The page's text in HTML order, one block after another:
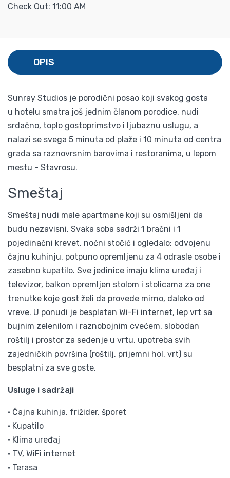
Check Out: 11:00 AM
OPIS
Sunray Studios je porodični posao koji svakog gosta
u hotelu smatra još jednim članom porodice, nudi
srdačno, toplo gostoprimstvo i ljubaznu uslugu, a
nalazi se svega 5 minuta od plaže i 10 minuta od centra
grada sa raznovrsnim barovima i restoranima, u lepom
mestu - Stavrosu.
Smeštaj
Smeštaj nudi male apartmane koji su osmišljeni da
budu nezavisni. Svaka soba sadrži 1 bračni i 1
pojedinačni krevet, noćni stočić i ogledalo; odvojenu
čajnu kuhinju, potpuno opremljenu za 4 odrasle osobe i
zasebno kupatilo. Sve jedinice imaju klima uređaj i
televizor, balkon opremljen stolom i stolicama za one
trenutke koje gost želi da provede mirno, daleko od
vreve. U ponudi je besplatan Wi-Fi internet, lep vrt sa
bujnim zelenilom i raznobojnim cvećem, slobodan
roštilj i prostor za sedenje u vrtu, upotreba svih
zajedničkih površina (roštilj, prijemni hol, vrt) su
besplatni za sve goste.
Usluge i sadržaji
• Čajna kuhinja, frižider, šporet
• Kupatilo
• Klima uređaj
• TV, WiFi internet
• Terasa